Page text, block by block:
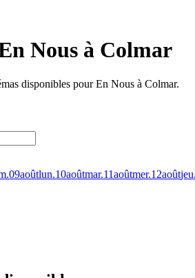
Nous à Colmar
disponibles pour En Nous à Colmar.
09aoûtlun.10aoûtmar.11aoûtmer.12aoûtjeu.